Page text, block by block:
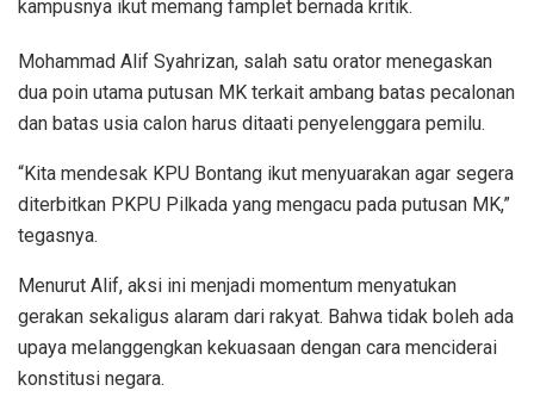
kampusnya ikut memang famplet bernada kritik.
Mohammad Alif Syahrizan, salah satu orator menegaskan
dua poin utama putusan MK terkait ambang batas pecalonan
dan batas usia calon harus ditaati penyelenggara pemilu.
“Kita mendesak KPU Bontang ikut menyuarakan agar segera
diterbitkan PKPU Pilkada yang mengacu pada putusan MK,”
tegasnya.
Menurut Alif, aksi ini menjadi momentum menyatukan
gerakan sekaligus alaram dari rakyat. Bahwa tidak boleh ada
upaya melanggengkan kekuasaan dengan cara menciderai
konstitusi negara.